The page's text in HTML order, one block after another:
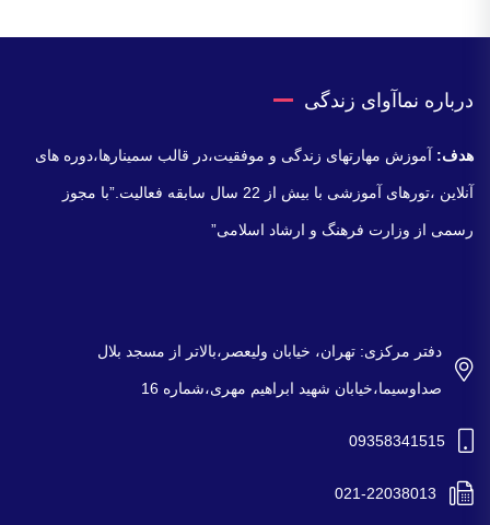
درباره نماآوای زندگی
هدف: آموزش مهارتهای زندگی و موفقیت،در قالب سمینارها،دوره های
آنلاین ،تورهای آموزشی با بیش از 22 سال سابقه فعالیت.”با مجوز
رسمی از وزارت فرهنگ و ارشاد اسلامی”
دفتر مرکزی: تهران، خیابان ولیعصر،بالاتر از مسجد بلال
صداوسیما،خیابان شهید ابراهیم مهری،شماره 16
09358341515
021-22038013